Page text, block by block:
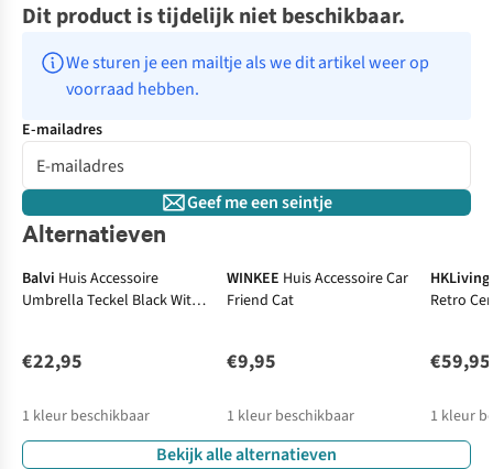
Dit product is tijdelijk niet beschikbaar.
We sturen je een mailtje als we dit artikel weer op
voorraad hebben.
E-mailadres
Geef me een seintje
Alternatieven
Balvi Huis Accessoire
Umbrella Teckel Black With
€22,95
1 kleur beschikbaar
WINKEE Huis Accessoire Car
Friend Cat
€9,95
1 kleur beschikbaar
HKLiving
Retro
€59,95
1 kleur
Bekijk alle alternatieven